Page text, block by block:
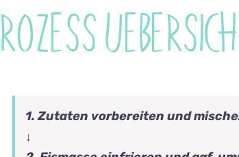
1. Zutaten vorbereiten und
↓